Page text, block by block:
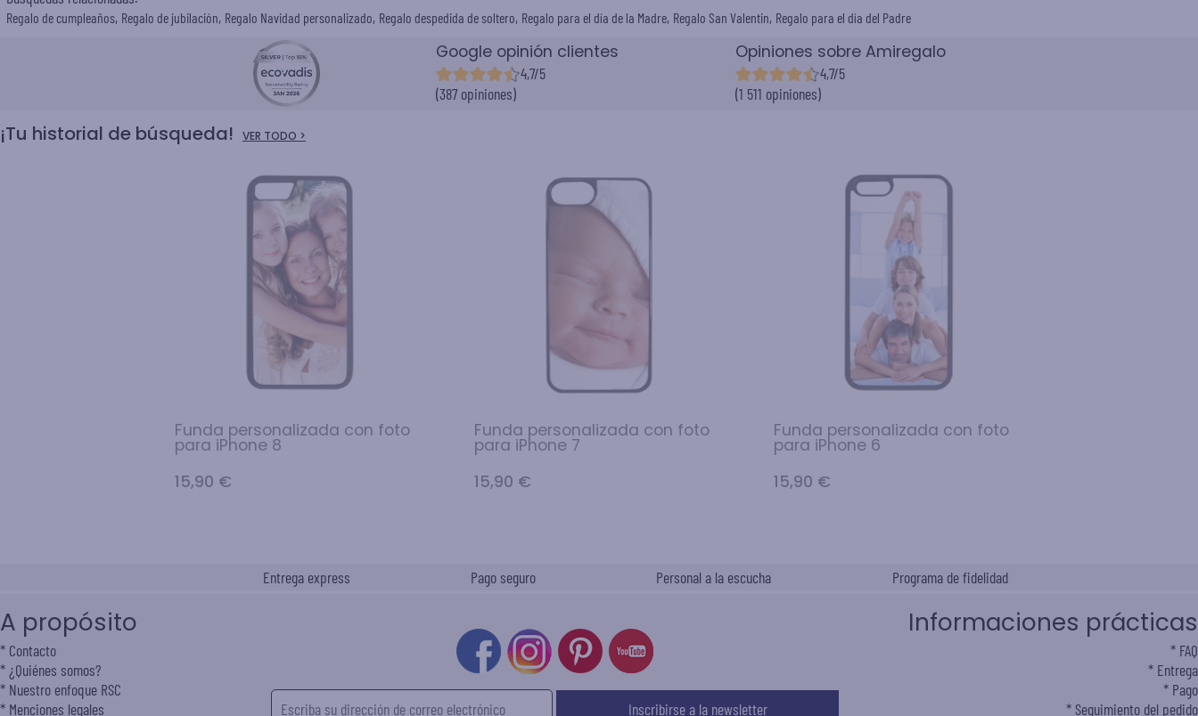
Regalo de cumpleaños Regalo de jubilación Regalo Navidad personalizado Regalo despedida de soltero Regalo para el día de la Madre Regalo San Valentin Regalo para el día del Padre
Google opinión clientes
4,7/5
(387 opiniones)
Opiniones sobre Amiregalo
4,7/5
(1 511 opiniones)
¡Tu historial de búsqueda! VER TODO >
Funda personalizada con foto
para iPhone 8
15,90 €
Funda personalizada con foto
para iPhone 7
15,90 €
Funda personalizada con foto
para iPhone 6
15,90 €
Entrega express Pago seguro Personal a la escucha Programa de fidelidad
Inscribirse a la newsletter
A propósito
Contacto
¿Quiénes somos?
Nuestro enfoque RSC
Menciones legales
Informaciones prácticas
FAQ
Entrega
Pago
Seguimiento del pedido